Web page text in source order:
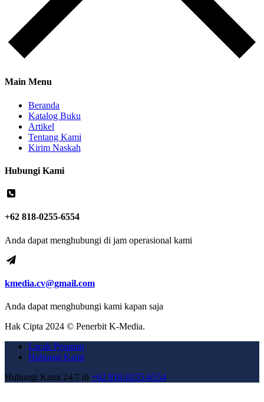
Main Menu
Beranda
Katalog Buku
Artikel
Tentang Kami
Kirim Naskah
Hubungi Kami
+62 818-0255-6554
Anda dapat menghubungi di jam operasional kami
kmedia.cv@gmail.com
Anda dapat menghubungi kami kapan saja
Hak Cipta 2024 © Penerbit K-Media.
Lacak Pesanan
Hubungi Kami
Hubungi Kami 24/7 di +62 818-0255-6554